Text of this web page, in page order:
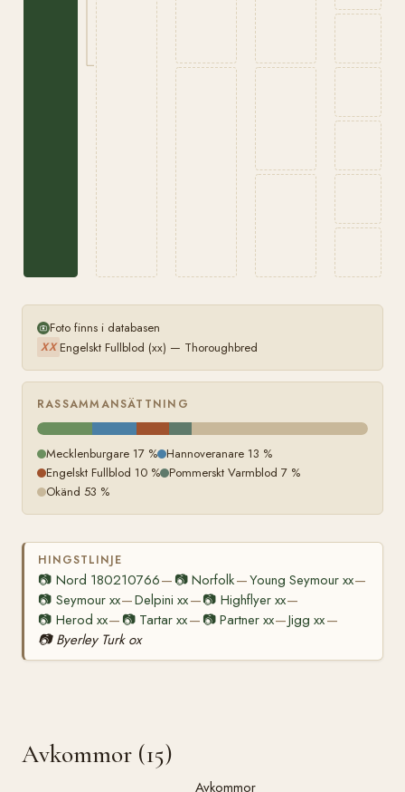
Foto finns i databasen
XX Engelskt Fullblod (xx) — Thoroughbred
RASSAMMANSÄTTNING
Mecklenburgare 17 % Hannoveranare 13 %
Engelskt Fullblod 10 % Pommerskt Varmblod 7 %
Okänd 53 %
HINGSTLINJE
📷 Nord 180210766— 📷Norfolk—Young Seymour xx—
📷 Seymour xx—Delpini xx—📷 Highflyer xx—
📷 Herod xx— 📷 Tartar xx— 📷 Partner xx—Jigg xx—
📷 Byerley Turk ox
Avkommor (15)
Avkommor